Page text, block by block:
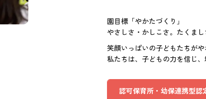
園目標「やかたづくり」
やさしさ・かしこさ。たくまし
笑顔いっぱいの子どもたちが
私たちは、子どもの力を信じ
認可保育所・幼保連携型認